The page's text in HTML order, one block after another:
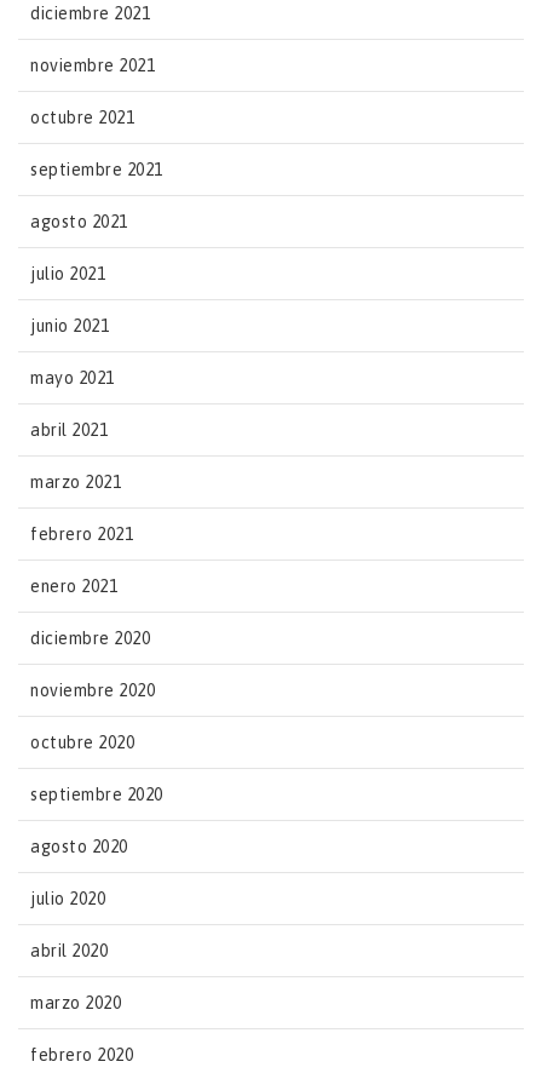
diciembre 2021
noviembre 2021
octubre 2021
septiembre 2021
agosto 2021
julio 2021
junio 2021
mayo 2021
abril 2021
marzo 2021
febrero 2021
enero 2021
diciembre 2020
noviembre 2020
octubre 2020
septiembre 2020
agosto 2020
julio 2020
abril 2020
marzo 2020
febrero 2020